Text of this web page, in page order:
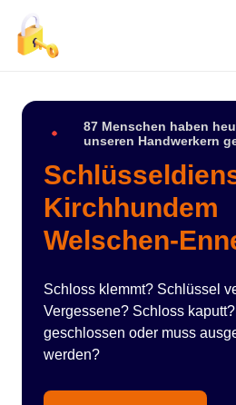
87 Menschen haben
unseren Handwerkern
Kirchhundem
Welschen-
Schloss klemmt? Schlüssel
Vergessene? Schloss
geschlossen oder muss
werden?